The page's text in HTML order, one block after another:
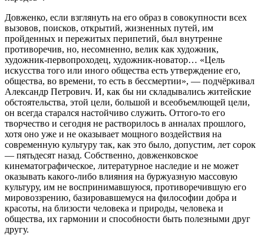
Довженко, если взглянуть на его образ в совокупности всех
вызовов, поисков, открытий, жизненных путей, им
пройденных и пережитых перипетий, был внутренне
противоречив, но, несомненно, велик как художник,
художник-первопроходец, художник-новатор… «Цель
искусства того или иного общества есть утверждение его,
общества, во времени, то есть в бессмертии», — подчёркивал
Александр Петрович. И, как бы ни складывались житейские
обстоятельства, этой цели, большой и всеобъемлющей цели,
он всегда старался настойчиво служить. Оттого-то его
творчество и сегодня не растворилось в анналах прошлого,
хотя оно уже и не оказывает мощного воздействия на
современную культуру так, как это было, допустим, лет сорок
— пятьдесят назад. Собственно, довженковское
кинематографическое, литературное наследие и не может
оказывать какого-либо влияния на буржуазную массовую
культуру, им не воспринимавшуюся, противоречившую его
мировоззрению, базировавшемуся на философии добра и
красоты, на близости человека и природы, человека и
общества, их гармонии и способности быть полезными друг
другу.